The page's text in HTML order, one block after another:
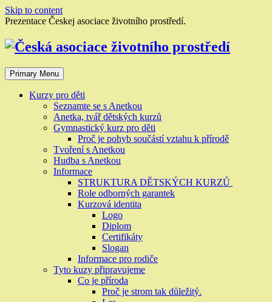
Skip to content
Prezentace Českej asociace životního prostředí.
Primary Menu
Kurzy pro děti
Seznamte se s Anetkou
Anetka, tvář dětských kurzů
Gymnastický kurz pro děti
Proč je pohyb součástí vztahu k přírodě
Tvoření s Anetkou
Hudba s Anetkou
Informace
STRUKTURA DĚTSKÝCH KURZŮ
Role odborných garantek
Kurzová identita
Logo
Diplom
Certifikáty
Slogan
Informace pro rodiče
Tyto kuzy připravujeme
Co je příroda
Proč je strom tak důležitý.